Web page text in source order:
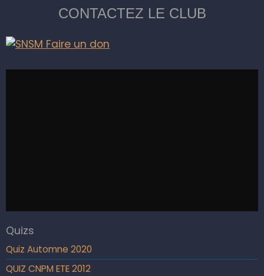
CONTACTEZ LE CLUB
Quizs
Quiz Automne 2020
QUIZ CNPM ETE 2012